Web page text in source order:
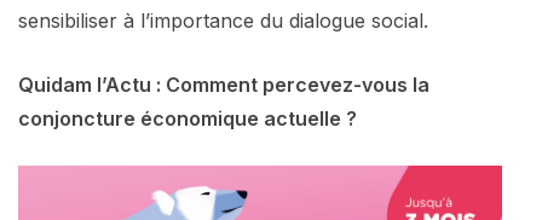
sensibiliser à l’importance du dialogue social.
Quidam l’Actu : Comment percevez-vous la
conjoncture économique actuelle ?